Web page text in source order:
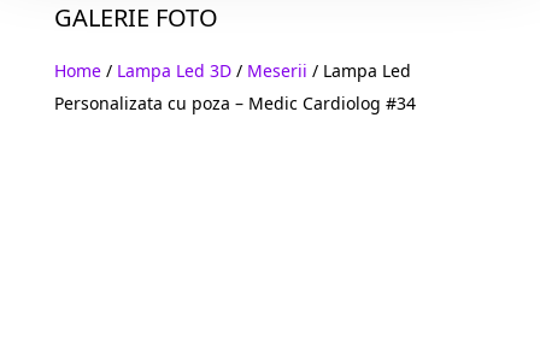
GALERIE FOTO
Home/ Lampa Led 3D/ Meserii / Lampa Led
Personalizata cu poza – Medic Cardiolog #34